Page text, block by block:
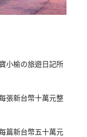
小榆の旅遊日記所
張新台幣十萬元整
篇新台幣五十萬元